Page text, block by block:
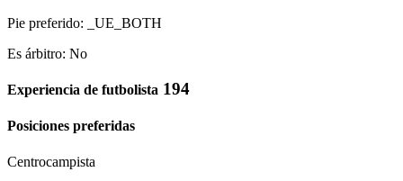
Pie preferido: _UE_BOTH
Es árbitro: No
Experiencia de futbolista 194
Posiciones preferidas
Centrocampista